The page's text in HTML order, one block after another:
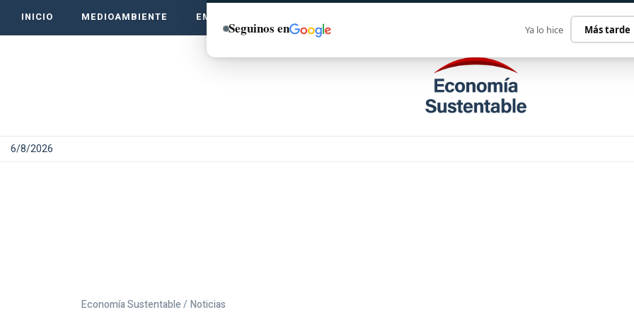
INICIO MEDIOAMBIENTE EMPRENDE VERDE
6/8/2026
Economía Sustentable / Noticias
Seguinos en Ya lo hice Más tarde